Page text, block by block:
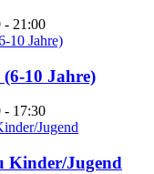
- 21:00
10 Jahre)
- 17:30
Kinder/Jugend